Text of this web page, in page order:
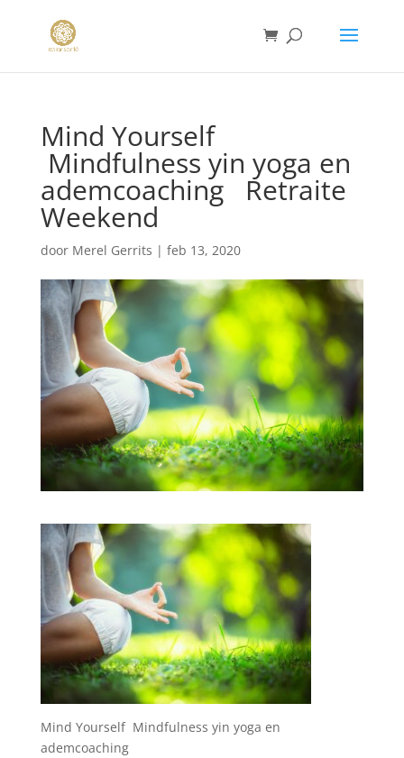
Mind Yourself
Mindfulness yin yoga en
ademcoaching Retraite
Weekend
door Merel Gerrits | feb 13, 2020
Mind Yourself Mindfulness yin yoga en
ademcoaching